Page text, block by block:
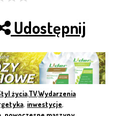
Udostępnij
życia,TV,Wydarzenia
, inwestycje,